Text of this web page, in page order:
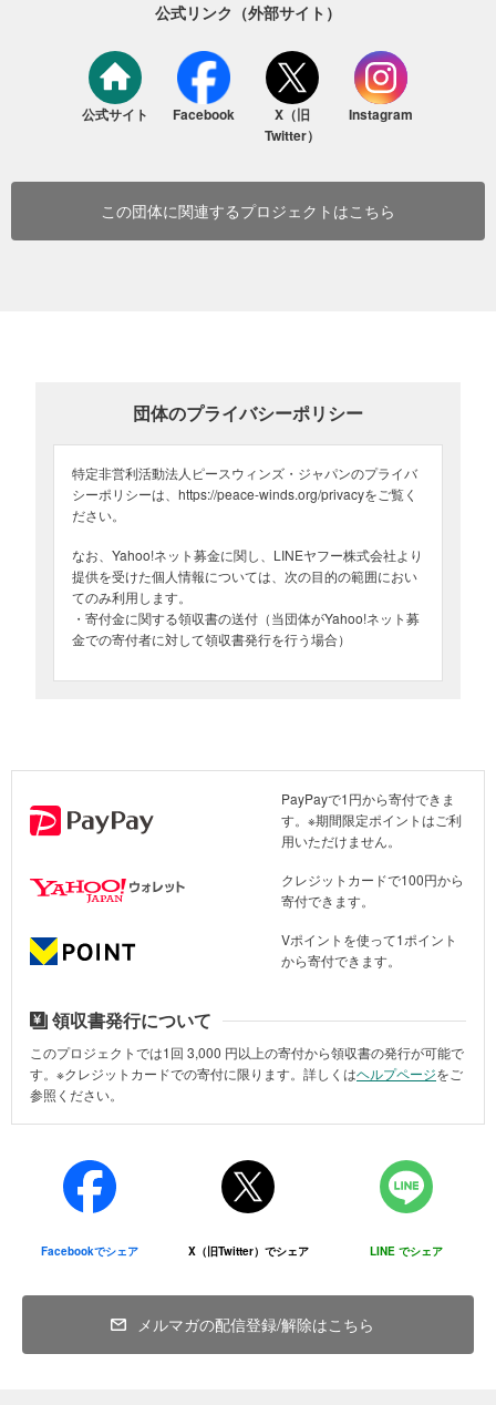
2023年12月21日午前10時まで、被災地で崩壊した家屋40軒を捜索
し、テント45張を設置しました。2023年12月21日、公羊会は各方
面の方々と協力し、日用物資を支援しました。また2023年112月28
日には、甘粛省康吊村で毛布250枚、コート250着を配布しました。
発電機の支援（2023年12月、中国）
■支援した物資
・大型野外プレハブ住宅10軒
・コンパクトガソリン発電機30台
・毛布250枚
・暖房器具300個
・綿入れのオーバーコート350着
・コート250着
・ウインドブレーカー100着
・ミネラルウオーター300箱
・電気暖房100個
・消毒アルコール30箱
公式リンク（外部サイト）
公式サイト Facebook
X（旧
Twitter）
Instagram
この団体に関連するプロジェクトはこちら
団体のプライバシーポリシー
特定非営利活動法人ピースウィンズ・ジャパンのプライバ
シーポリシーは、https://peace-winds.org/privacyをご覧く
ださい。
なお、Yahoo!ネット募金に関し、LINEヤフー株式会社より
提供を受けた個人情報については、次の目的の範囲におい
てのみ利用します。
・寄付金に関する領収書の送付（当団体がYahoo!ネット募
金での寄付者に対して領収書発行を行う場合）
PayPayで1円から寄付できま
す。※期間限定ポイントはご利
用いただけません。
クレジットカードで100円から
寄付できます。
Vポイントを使って1ポイント
から寄付できます。
領収書発行について
このプロジェクトでは1回 3,000 円以上の寄付から領収書の発行が可能で
す。※クレジットカードでの寄付に限ります。詳しくはヘルプページをご
参照ください。
Facebookでシェア X（旧Twitter）でシェア LINE でシェア
メルマガの配信登録/解除はこちら